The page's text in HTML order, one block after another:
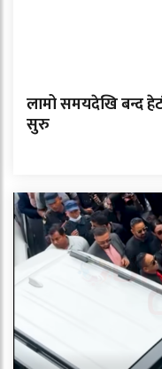
लामो समयदेखि बन्द
सुरु